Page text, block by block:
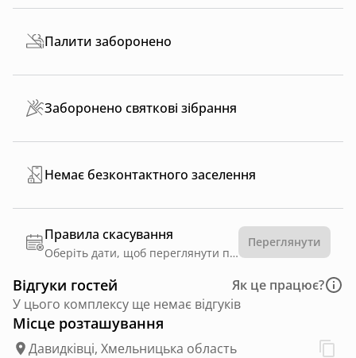
Палити заборонено
Заборонено святкові зібрання
Немає безконтактного заселення
Правила скасування
Оберіть дати, щоб переглянути правила
Переглянути
Відгуки гостей
Як це працює?
У цього комплексу ще немає відгуків
Місце розташування
Давидківці, Хмельницька область